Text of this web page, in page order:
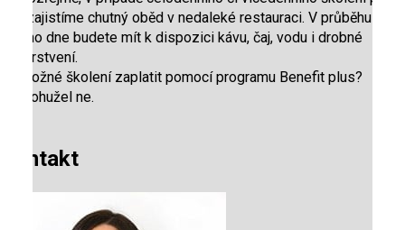
vás zajistíme chutný oběd v nedaleké restauraci. V průběhu
celého dne budete mít k dispozici kávu, čaj, vodu i drobné
občerstvení.
Je možné školení zaplatit pomocí programu Benefit plus?
Již bohužel ne.
Kontakt